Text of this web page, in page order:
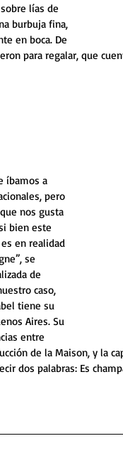
lías de
burbuja fina,
en boca. De
para regalar, que
íbamos a
pero
nos gusta
bien este
en realidad
se
de
caso,
tiene su
Aires. Su
entre
de la Maison, y la
dos palabras: Es